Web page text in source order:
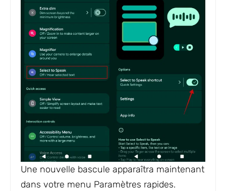
Une nouvelle bascule apparaîtra maintenant
dans votre menu Paramètres rapides.